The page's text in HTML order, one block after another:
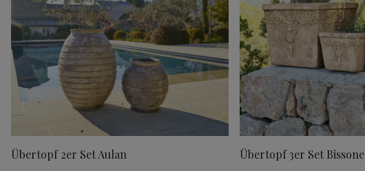
Übertopf 2er Set Aulan Übertopf 3er Set Bissone